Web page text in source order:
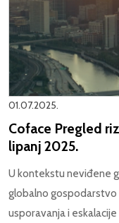
01.07.2025.
Coface Pregled
lipanj 2025.
U kontekstu neviđene
globalno
usporavanja i